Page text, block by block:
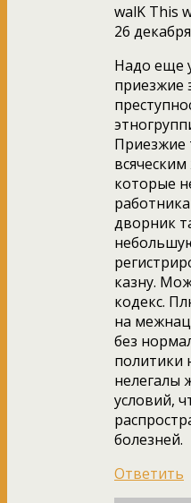
walK This
26
Надо еще
приезжие
Приезжие
которые
дворник
казну.
кодекс.
на
без
политики
нелегалы
условий,
болезней.
Ответить